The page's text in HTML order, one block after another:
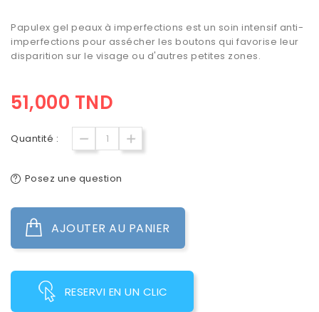
Papulex gel peaux à imperfections est un soin intensif anti-
imperfections pour assécher les boutons qui favorise leur
disparition sur le visage ou d'autres petites zones.
51,000 TND
Quantité :
Posez une question
AJOUTER AU PANIER
RESERVI EN UN CLIC